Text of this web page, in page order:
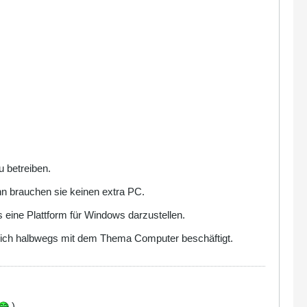
betreiben.
brauchen sie keinen extra PC.
Plattform für Windows darzustellen.
halbwegs mit dem Thema Computer beschäftigt.